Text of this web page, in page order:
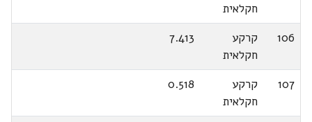
חקלאית
106
קרקע
חקלאית
7.413
107
קרקע
חקלאית
0.518